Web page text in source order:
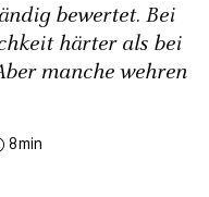
bewertet. Bei
härter als bei
manche wehren
8